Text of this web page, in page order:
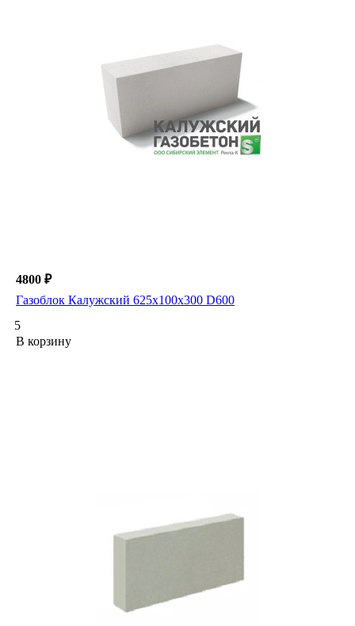
4800 ₽
Газоблок Калужский 625х100х300 D600
5
В корзину